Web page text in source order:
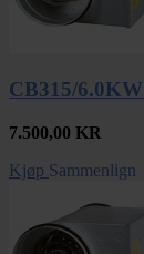
CB315/
7.500,00 KR
Kjøp Sammenlign